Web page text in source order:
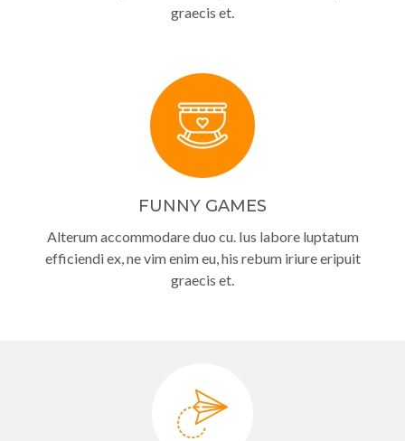
graecis et.
FUNNY GAMES
Alterum accommodare duo cu. Ius labore luptatum
efficiendi ex, ne vim enim eu, his rebum iriure eripuit
graecis et.